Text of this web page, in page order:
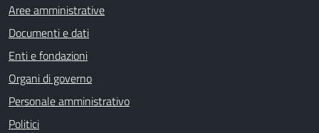
Aree amministrative
Documenti e dati
Enti e fondazioni
Organi di governo
Personale amministrativo
Politici